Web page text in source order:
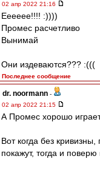
02 апр 2022 21:16
Ееееее!!!! :))))
Промес расчетливо
Вынимай
Они издеваются??? :(((
Последнее сообщение
dr. noormann -
02 апр 2022 21:15
А Промес хорошо
Вот когда без
покажут, тогда и